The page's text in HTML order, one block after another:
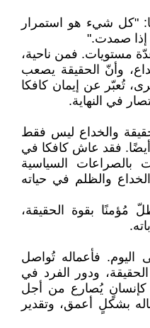
"كل شيء هو استمرار
إذا صمدت."
مستويات. فمن ناحية،
وأنّ الحقيقة يصعب
تُعبّر عن إيمان كافكا
في النهاية.
والخداع ليس فقط
فقد عاش كافكا في
بالصراعات السياسية
والظلم في حياته
بقوة الحقيقة،
اليوم. فأعماله تُواصل
ودور الفرد في
يُصارع من أجل
بشكلٍ أعمق، وتقدير